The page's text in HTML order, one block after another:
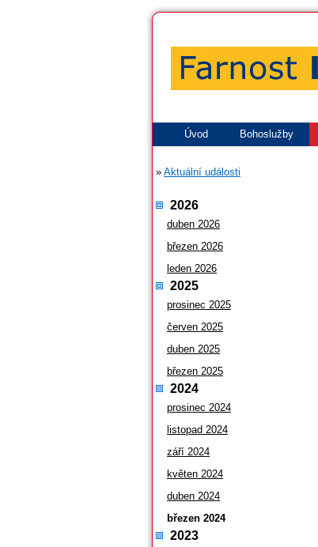
Úvod Bohoslužby
» Aktuální události
2026
duben 2026
březen 2026
leden 2026
2025
prosinec 2025
červen 2025
duben 2025
březen 2025
2024
prosinec 2024
listopad 2024
září 2024
květen 2024
duben 2024
březen 2024
2023